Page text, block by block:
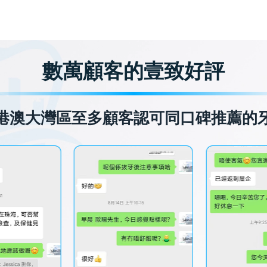
數萬顧客的壹致好評
澳大灣區至多顧客認可同口碑推薦的